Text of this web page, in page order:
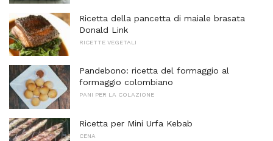
Ricetta della pancetta di maiale brasata
Donald Link
RICETTE VEGETALI
Pandebono: ricetta del formaggio al
formaggio colombiano
PANI PER LA COLAZIONE
Ricetta per Mini Urfa Kebab
CENA